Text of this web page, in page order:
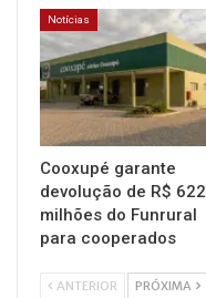
Notícias
Cooxupé garante
devolução de R$ 622
milhões do Funrural
para cooperados
ANTERIOR PRÓXIMA